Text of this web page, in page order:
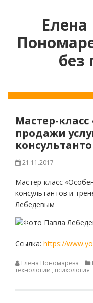
без
Мастер-
продажи
21.11.2017
Мастер-класс
консультантов и
Лебедевым
Ссылка: https://
Елена Пономарева
технологии , психология